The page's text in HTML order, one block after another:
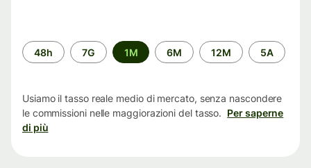
Periodo
di
48h 7G 1M 6M 12M 5A
Usiamo il tasso reale medio di mercato, senza nascondere
le commissioni nelle maggiorazioni del tasso. Per saperne
di più